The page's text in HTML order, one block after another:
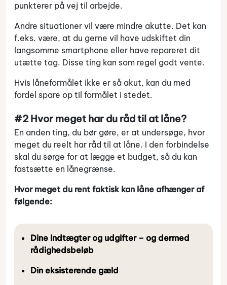
punkterer på vej til arbejde.
Andre situationer vil være mindre akutte. Det kan
f.eks. være, at du gerne vil have udskiftet din
langsomme smartphone eller have repareret dit
utætte tag. Disse ting kan som regel godt vente.
Hvis låneformålet ikke er så akut, kan du med
fordel spare op til formålet i stedet.
#2 Hvor meget har du råd til at låne?
En anden ting, du bør gøre, er at undersøge, hvor
meget du reelt har råd til at låne. I den forbindelse
skal du sørge for at lægge et budget, så du kan
fastsætte en lånegrænse.
Hvor meget du rent faktisk kan låne afhænger af
følgende:
Dine indtægter og udgifter – og dermed
rådighedsbeløb
Din eksisterende gæld